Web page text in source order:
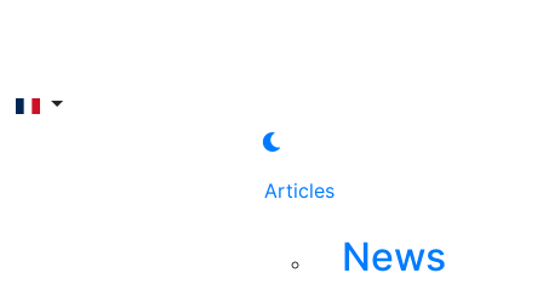
Articles
News